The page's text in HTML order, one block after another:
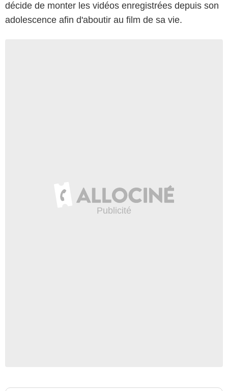
décide de monter les vidéos enregistrées depuis son
adolescence afin d'aboutir au film de sa vie.